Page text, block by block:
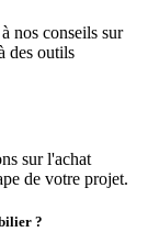
nos conseils sur
des outils
sur l'achat
de votre projet.
?